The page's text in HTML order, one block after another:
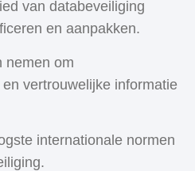
van databeveiliging
en aanpakken.
nemen om
vertrouwelijke informatie
internationale normen